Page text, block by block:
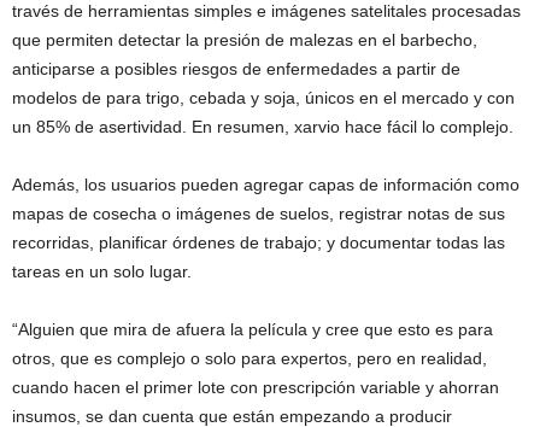
través de herramientas simples e imágenes satelitales procesadas
que permiten detectar la presión de malezas en el barbecho,
anticiparse a posibles riesgos de enfermedades a partir de
modelos de para trigo, cebada y soja, únicos en el mercado y con
un 85% de asertividad. En resumen, xarvio hace fácil lo complejo.
Además, los usuarios pueden agregar capas de información como
mapas de cosecha o imágenes de suelos, registrar notas de sus
recorridas, planificar órdenes de trabajo; y documentar todas las
tareas en un solo lugar.
“Alguien que mira de afuera la película y cree que esto es para
otros, que es complejo o solo para expertos, pero en realidad,
cuando hacen el primer lote con prescripción variable y ahorran
insumos, se dan cuenta que están empezando a producir